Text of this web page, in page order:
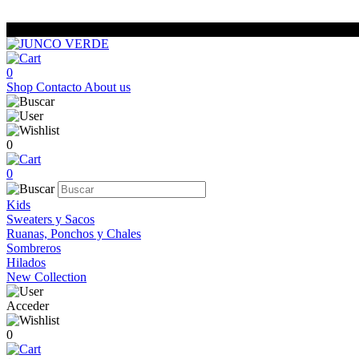
0
Shop Contacto About us
0
0
Kids
Sweaters y Sacos
Ruanas, Ponchos y Chales
Sombreros
Hilados
New Collection
Acceder
0